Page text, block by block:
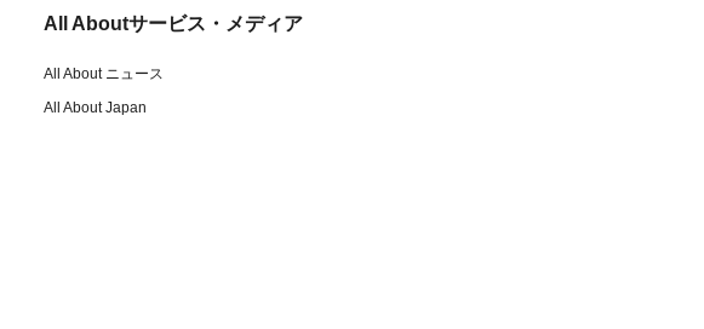
All Aboutサービス・メディア
All About ニュース
All About Japan